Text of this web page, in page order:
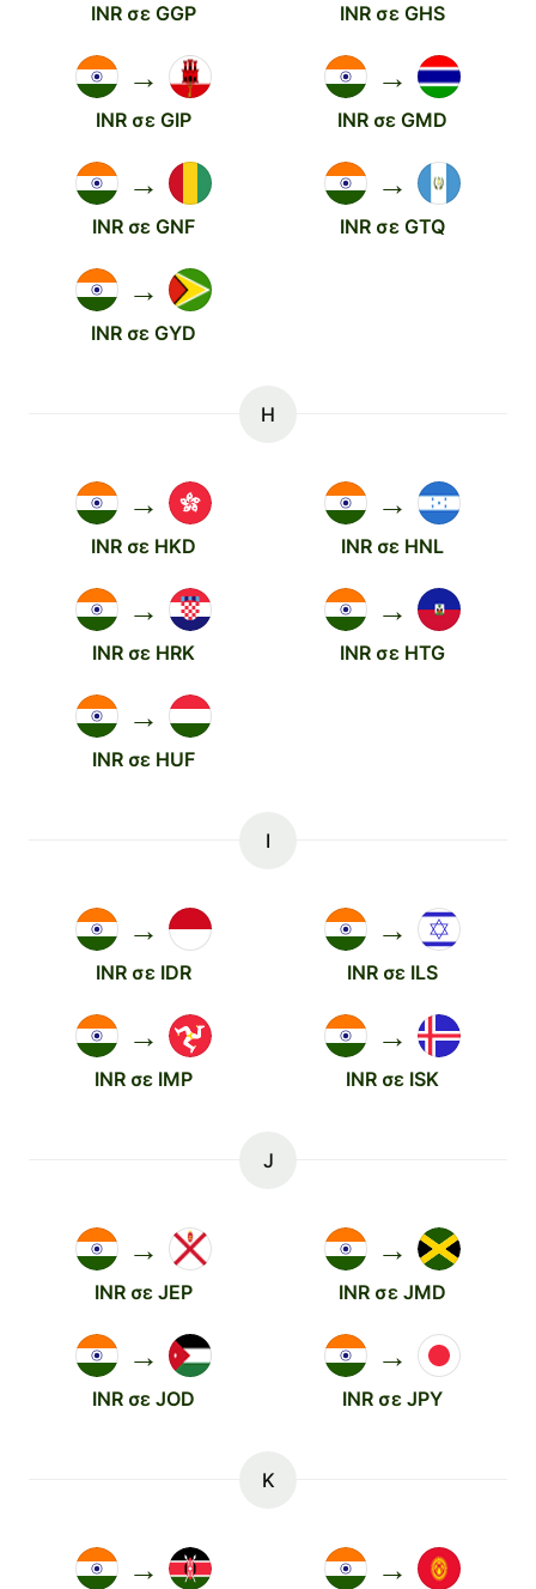
INR σε GGP INR σε GHS
→
INR σε GIP
→
INR σε GMD
→
INR σε GNF
→
INR σε GTQ
→
INR σε GYD
H
→
INR σε HKD
→
INR σε HNL
→
INR σε HRK
→
INR σε HTG
→
INR σε HUF
I
→
INR σε IDR
→
INR σε ILS
→
INR σε IMP
→
INR σε ISK
J
→
INR σε JEP
→
INR σε JMD
→
INR σε JOD
→
INR σε JPY
K
→ →